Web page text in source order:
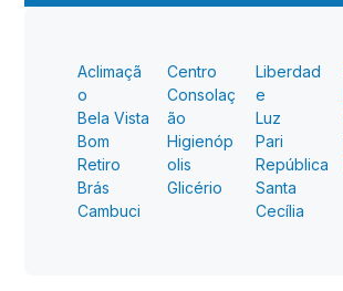
Aclimaçã
o
Bela Vista
Bom
Retiro
Brás
Cambuci
Centro
Consolaç
ão
Higienóp
olis
Glicério
Liberdad
e
Luz
Pari
República
Santa
Cecília